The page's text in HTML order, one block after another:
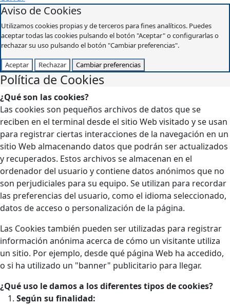
Aviso de Cookies
Utilizamos cookies propias y de terceros para fines analíticos. Puedes
aceptar todas las cookies pulsando el botón "Aceptar" o configurarlas o
rechazar su uso pulsando el botón "Cambiar preferencias".
Aceptar Rechazar Cambiar preferencias
Política de Cookies
¿Qué son las cookies?
Las cookies son pequeños archivos de datos que se
reciben en el terminal desde el sitio Web visitado y se usan
para registrar ciertas interacciones de la navegación en un
sitio Web almacenando datos que podrán ser actualizados
y recuperados. Estos archivos se almacenan en el
ordenador del usuario y contiene datos anónimos que no
son perjudiciales para su equipo. Se utilizan para recordar
las preferencias del usuario, como el idioma seleccionado,
datos de acceso o personalización de la página.
Las Cookies también pueden ser utilizadas para registrar
información anónima acerca de cómo un visitante utiliza
un sitio. Por ejemplo, desde qué página Web ha accedido,
o si ha utilizado un "banner" publicitario para llegar.
¿Qué uso le damos a los diferentes tipos de cookies?
Según su finalidad: